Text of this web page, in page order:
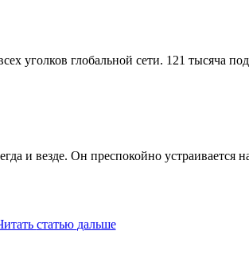
уголков глобальной сети. 121 тысяча
и везде. Он преспокойно
статью дальше